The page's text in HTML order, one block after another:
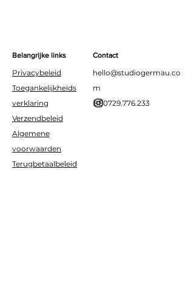
Belangrijke links
Privacybeleid
Toegankelijkheids
verklaring
Verzendbeleid
Algemene
voorwaarden
Terugbetaalbeleid
Contact
hello@studiogermau.co
m
BE0729.776.233